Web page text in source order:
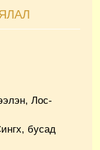
Лос-
бусад